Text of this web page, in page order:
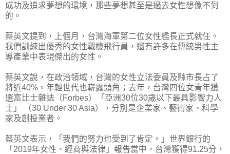
成功及追求夢想的環境，那些夢想甚至是過去女性想像不到
的。
蔡英文提到，上個月，台灣海軍第二位女性艦長正式就任。
我們訓練出優秀的女性戰機飛行員，還有許多在傳統男性主
導產業中表現傑出的女性。
蔡英文說，在政治領域，台灣的女性立法委員及縣市長占了
將近40%。年輕世代也嶄露頭角；去年，台灣四位女青年獲
選富比士雜誌（Forbes）「亞洲30位30歲以下最具影響力人
士」 （30 Under 30 Asia），分別是企業家、藝術家、科學
家及創投業者。
蔡英文表示，「我們的努力也受到了肯定。」世界銀行的
「2019年女性、經商與法律」報告當中，台灣獲得91.25分，